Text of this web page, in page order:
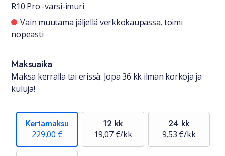
R10 Pro -varsi-imuri
Saatavuustiedot
Vain muutama jäljellä verkkokaupassa, toimi
nopeasti
Maksuaika
Maksa kerralla tai erissä. Jopa 36 kk ilman korkoja ja
kuluja!
Kertamaksu
229,00 €
12 kk
19,07 €/kk
24 kk
9,53 €/kk